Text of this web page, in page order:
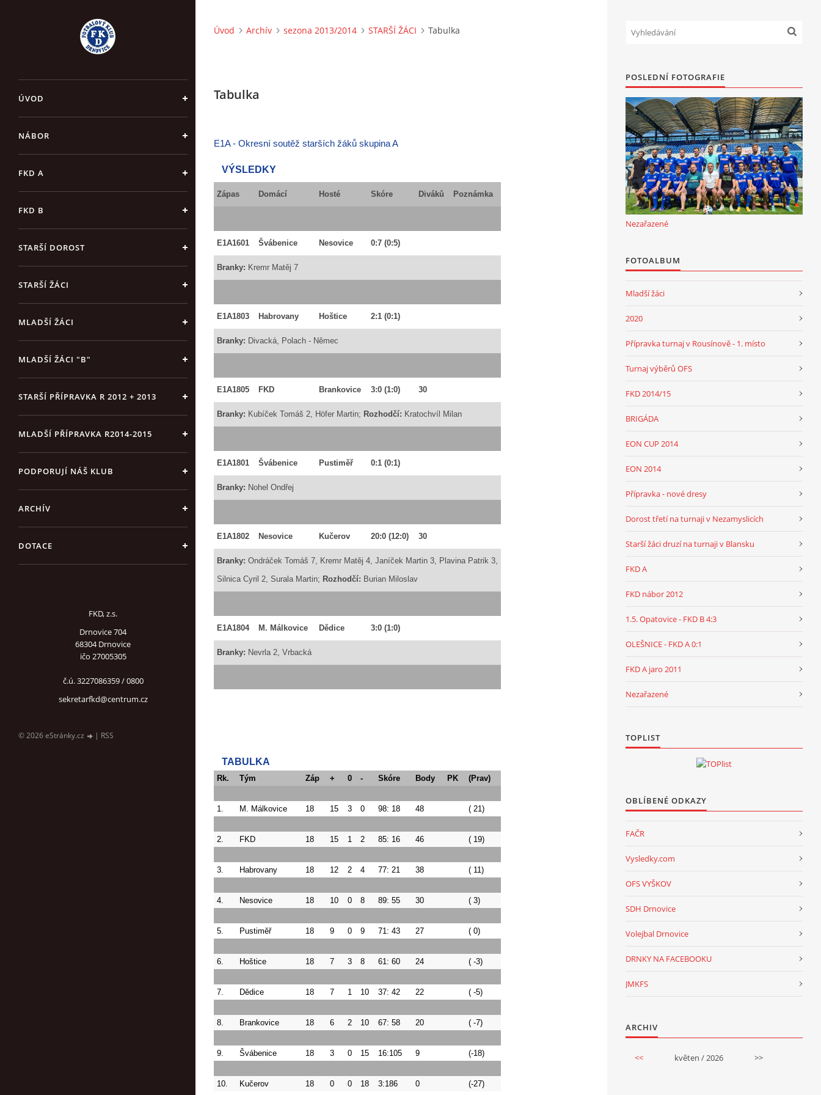
ÚVOD
NÁBOR
FKD A
FKD B
STARŠÍ DOROST
STARŠÍ ŽÁCI
MLADŠÍ ŽÁCI
MLADŠÍ ŽÁCI "B"
STARŠÍ PŘÍPRAVKA R 2012 + 2013
MLADŠÍ PŘÍPRAVKA R2014-2015
PODPORUJÍ NÁŠ KLUB
ARCHÍV
DOTACE
FKD, z.s.
Drnovice 704
68304 Drnovice
ičo 27005305
č.ú. 3227086359 / 0800
sekretarfkd@centrum.cz
© 2026 eStránky.cz | RSS
Úvod Archív sezona 2013/2014 STARŠÍ ŽÁCI Tabulka
Tabulka
E1A - Okresní soutěž starších žáků skupina A
VÝSLEDKY
Zápas Domácí Hosté Skóre Diváků Poznámka
E1A1601 Švábenice Nesovice 0:7 (0:5)
Branky: Kremr Matěj 7
E1A1803 Habrovany Hoštice 2:1 (0:1)
Branky: Divacká, Polach - Němec
E1A1805 FKD Brankovice 3:0 (1:0) 30
Branky: Kubíček Tomáš 2, Höfer Martin; Rozhodčí: Kratochvíl Milan
E1A1801 Švábenice Pustiměř 0:1 (0:1)
Branky: Nohel Ondřej
E1A1802 Nesovice Kučerov 20:0 (12:0) 30
Branky: Ondráček Tomáš 7, Kremr Matěj 4, Janíček Martin 3, Plavina Patrik 3,
Silnica Cyril 2, Surala Martin; Rozhodčí: Burian Miloslav
E1A1804 M. Málkovice Dědice 3:0 (1:0)
Branky: Nevrla 2, Vrbacká
TABULKA
Rk. Tým Záp + 0 - Skóre Body PK (Prav)
1. M. Málkovice 18 15 3 0 98: 18 48 ( 21)
2. FKD 18 15 1 2 85: 16 46 ( 19)
3. Habrovany 18 12 2 4 77: 21 38 ( 11)
4. Nesovice 18 10 0 8 89: 55 30 ( 3)
5. Pustiměř 18 9 0 9 71: 43 27 ( 0)
6. Hoštice 18 7 3 8 61: 60 24 ( -3)
7. Dědice 18 7 1 10 37: 42 22 ( -5)
8. Brankovice 18 6 2 10 67: 58 20 ( -7)
9. Švábenice 18 3 0 15 16:105 9 (-18)
10. Kučerov 18 0 0 18 3:186 0 (-27)
POSLEDNÍ FOTOGRAFIE
Nezařazené
FOTOALBUM
Mladší žáci
2020
Přípravka turnaj v Rousínově - 1. místo
Turnaj výběrů OFS
FKD 2014/15
BRIGÁDA
EON CUP 2014
EON 2014
Přípravka - nové dresy
Dorost třetí na turnaji v Nezamyslicích
Starší žáci druzí na turnaji v Blansku
FKD A
FKD nábor 2012
1.5. Opatovice - FKD B 4:3
OLEŠNICE - FKD A 0:1
FKD A jaro 2011
Nezařazené
TOPLIST
OBLÍBENÉ ODKAZY
FAČR
Vysledky.com
OFS VYŠKOV
SDH Drnovice
Volejbal Drnovice
DRNKY NA FACEBOOKU
JMKFS
ARCHIV
<< květen / 2026 >>